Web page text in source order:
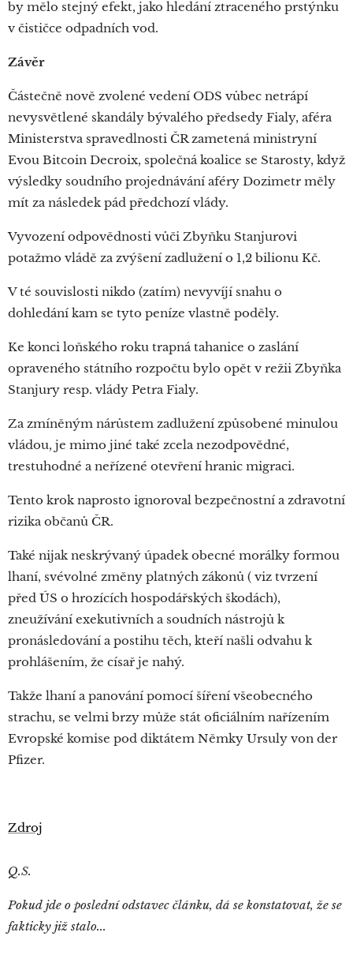
by mělo stejný efekt, jako hledání ztraceného prstýnku
v čističce odpadních vod.
Závěr
Částečně nově zvolené vedení ODS vůbec netrápí
nevysvětlené skandály bývalého předsedy Fialy, aféra
Ministerstva spravedlnosti ČR zametená ministryní
Evou Bitcoin Decroix, společná koalice se Starosty, když
výsledky soudního projednávání aféry Dozimetr měly
mít za následek pád předchozí vlády.
Vyvození odpovědnosti vůči Zbyňku Stanjurovi
potažmo vládě za zvýšení zadlužení o 1,2 bilionu Kč.
V té souvislosti nikdo (zatím) nevyvíjí snahu o
dohledání kam se tyto peníze vlastně poděly.
Ke konci loňského roku trapná tahanice o zaslání
opraveného státního rozpočtu bylo opět v režii Zbyňka
Stanjury resp. vlády Petra Fialy.
Za zmíněným nárůstem zadlužení způsobené minulou
vládou, je mimo jiné také zcela nezodpovědné,
trestuhodné a neřízené otevření hranic migraci.
Tento krok naprosto ignoroval bezpečnostní a zdravotní
rizika občanů ČR.
Také nijak neskrývaný úpadek obecné morálky formou
lhaní, svévolné změny platných zákonů ( viz tvrzení
před ÚS o hrozících hospodářských škodách),
zneužívání exekutivních a soudních nástrojů k
pronásledování a postihu těch, kteří našli odvahu k
prohlášením, že císař je nahý.
Takže lhaní a panování pomocí šíření všeobecného
strachu, se velmi brzy může stát oficiálním nařízením
Evropské komise pod diktátem Němky Ursuly von der
Pfizer.
Zdroj
Q.S.
Pokud jde o poslední odstavec článku, dá se konstatovat, že se
fakticky již stalo...